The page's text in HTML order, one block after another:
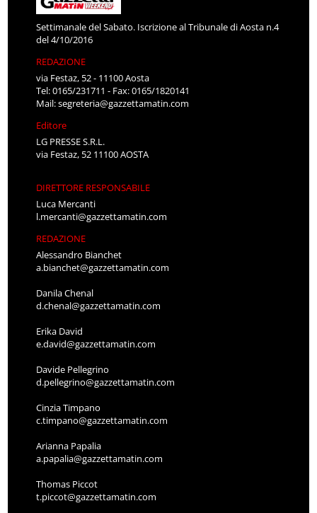
Settimanale del Sabato. Iscrizione al Tribunale di Aosta n.4
del 4/10/2016
REDAZIONE
via Festaz, 52 - 11100 Aosta
Tel: 0165/231711 - Fax: 0165/1820141
Mail:segreteria@gazzettamatin.com
Editore
LG PRESSE S.R.L.
via Festaz, 52 11100 AOSTA
DIRETTORE RESPONSABILE
Luca Mercanti
l.mercanti@gazzettamatin.com
REDAZIONE
Alessandro Bianchet
a.bianchet@gazzettamatin.com
Danila Chenal
d.chenal@gazzettamatin.com
Erika David
e.david@gazzettamatin.com
Davide Pellegrino
d.pellegrino@gazzettamatin.com
Cinzia Timpano
c.timpano@gazzettamatin.com
Arianna Papalia
a.papalia@gazzettamatin.com
Thomas Piccot
t.piccot@gazzettamatin.com